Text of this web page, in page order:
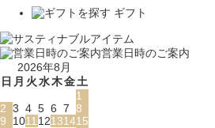
ギフト
営業日時のご案内
2026年8月
日 月 火水木金土
1
2 3 4 5 6 7 8
9
1011 12131415